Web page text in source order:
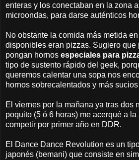
enteras y los conectaban en la zona
microondas, para darse auténticos
No obstante la comida más metida
disponibles eran pizzas. Sugiero que
pongan hornos especiales para
tipo de sustento rápido del geek,
queremos calentar una sopa nos
hornos sobrecalentados y más
El viernes por la mañana ya tras dos
poquito (5 ó 6 horas) me acerqué a
competir por primer año en DDR.
El Dance Dance Revolution es un
japonés (bemani) que consiste en